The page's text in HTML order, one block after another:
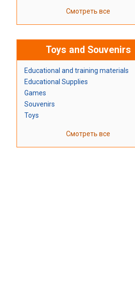
Смотреть все
Toys and Souvenirs
Educational and training materials
Educational Supplies
Games
Souvenirs
Toys
Смотреть все